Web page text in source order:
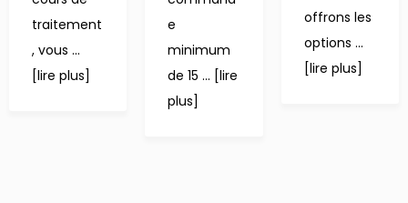
traitement
, vous ...
[lire plus]
e
minimum
de 15 ... [lire
plus]
offrons les
options ...
[lire plus]